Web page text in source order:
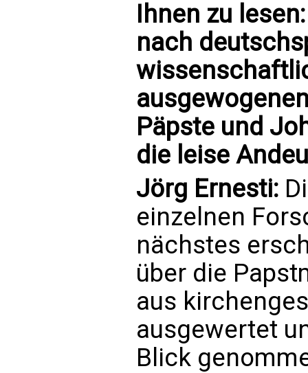
Ihnen zu
nach
Päpste und
die leise
Jörg Ernesti:
einzelnen
nächstes
über die
aus
ausgewertet
Blick